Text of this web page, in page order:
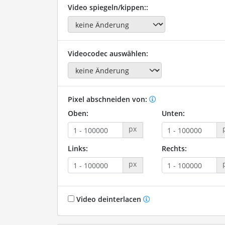
Video spiegeln/kippen::
Videocodec auswählen:
Pixel abschneiden von:
Oben:
px
Unten:
Links:
px
Rechts:
Video deinterlacen